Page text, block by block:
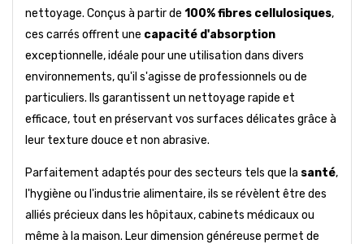
nettoyage. Conçus à partir de 100% fibres cellulosiques,
ces carrés offrent une capacité d'absorption
exceptionnelle, idéale pour une utilisation dans divers
environnements, qu'il s'agisse de professionnels ou de
particuliers. Ils garantissent un nettoyage rapide et
efficace, tout en préservant vos surfaces délicates grâce à
leur texture douce et non abrasive.
Parfaitement adaptés pour des secteurs tels que la santé,
l'hygiène ou l'industrie alimentaire, ils se révèlent être des
alliés précieux dans les hôpitaux, cabinets médicaux ou
même à la maison. Leur dimension généreuse permet de